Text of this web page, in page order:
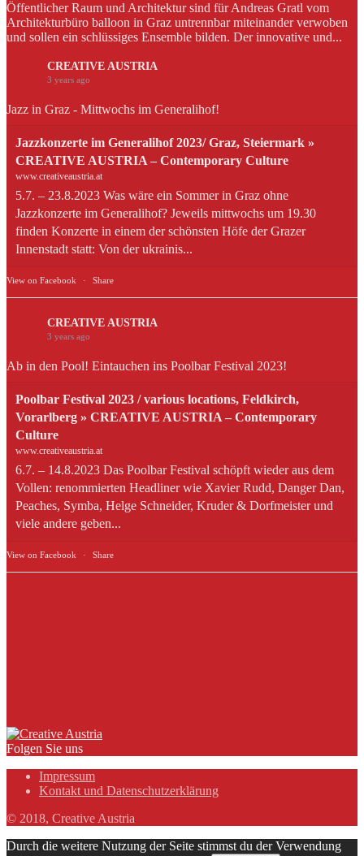
Öffentlicher Raum und Architektur sind für Andreas Gratl vom
Architekturbüro balloon in Graz untrennbar miteinander verwoben
und sollen ein schlüssiges Ensemble bilden. Der innovative und...
CREATIVE AUSTRIA
3 years ago
Jazz in Graz - Mittwochs im Generalihof!
Jazzkonzerte im Generalihof 2023/ Graz, Steiermark »
CREATIVE AUSTRIA – Contemporary Culture
www.creativeaustria.at
5.7. – 23.8.2023 Was wäre ein Sommer in Graz ohne
Jazzkonzerte im Generalihof? Jeweils mittwochs um 19.30
finden Konzerte in einem der schönsten Höfe der Grazer
Innenstadt statt: Von der ukrainis...
View on Facebook · Share
CREATIVE AUSTRIA
3 years ago
Ab in den Pool! Eintauchen ins Poolbar Festival 2023!
Poolbar Festival 2023 / various locations, Feldkirch,
Vorarlberg » CREATIVE AUSTRIA – Contemporary
Culture
www.creativeaustria.at
6.7. – 14.8.2023 Das Poolbar Festival schöpft wieder aus dem
Vollen: renommierten Headliner wie Xavier Rudd, Danger Dan,
Peaches, Symba, Helge Schneider, Kruder & Dorfmeister und
viele andere geben...
View on Facebook · Share
Folgen Sie uns
Impressum
Kontakt und Datenschutzerklärung
© 2018, Creative Austria
Durch die weitere Nutzung der Seite stimmst du der Verwendung